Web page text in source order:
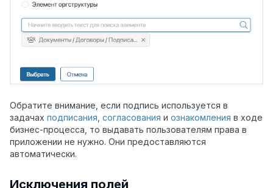
Обратите внимание, если подпись используется в
задачах подписания согласования и ознакомления в ходе
бизнес-процесса, то выдавать пользователям права в
приложении не нужно. Они предоставляются
автоматически.
Исключения полей